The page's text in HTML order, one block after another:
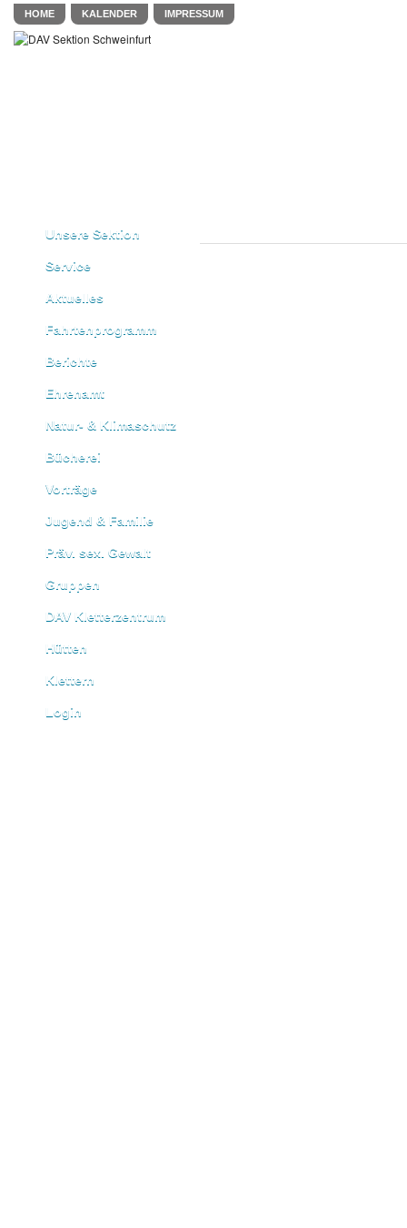
HOME KALENDER IMPRESSUM
Unsere Sektion
Service
Aktuelles
Fahrtenprogramm
Berichte
Ehrenamt
Natur- & Klimaschutz
Bücherei
Vorträge
Jugend & Familie
Präv. sex. Gewalt
Gruppen
DAV Kletterzentrum
Hütten
Klettern
Login